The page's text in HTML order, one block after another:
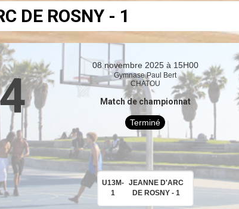
DE ROSNY - 1
08 novembre 2025 à 15H00
Gymnase Paul Bert
CHATOU
Match de championnat
Terminé
U13M-
1
JEANNE D'ARC
DE ROSNY - 1